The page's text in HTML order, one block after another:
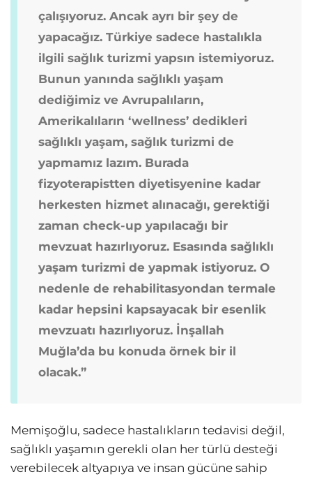
çalışıyoruz. Ancak ayrı bir şey de
yapacağız. Türkiye sadece hastalıkla
ilgili sağlık turizmi yapsın istemiyoruz.
Bunun yanında sağlıklı yaşam
dediğimiz ve Avrupalıların,
Amerikalıların ‘wellness’ dedikleri
sağlıklı yaşam, sağlık turizmi de
yapmamız lazım. Burada
fizyoterapistten diyetisyenine kadar
herkesten hizmet alınacağı, gerektiği
zaman check-up yapılacağı bir
mevzuat hazırlıyoruz. Esasında sağlıklı
yaşam turizmi de yapmak istiyoruz. O
nedenle de rehabilitasyondan termale
kadar hepsini kapsayacak bir esenlik
mevzuatı hazırlıyoruz. İnşallah
Muğla’da bu konuda örnek bir il
olacak.”
Memişoğlu, sadece hastalıkların tedavisi değil,
sağlıklı yaşamın gerekli olan her türlü desteği
verebilecek altyapıya ve insan gücüne sahip